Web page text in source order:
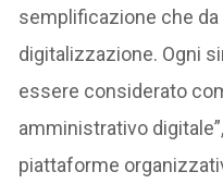
semplificazione che
digitalizzazione. Ogni
essere considerato
amministrativo
piattaforme